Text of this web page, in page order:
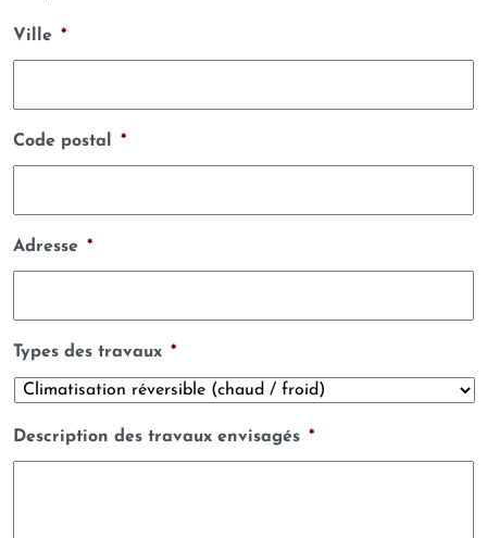
Ville *
Code postal *
Adresse *
Types des travaux *
Description des travaux envisagés *